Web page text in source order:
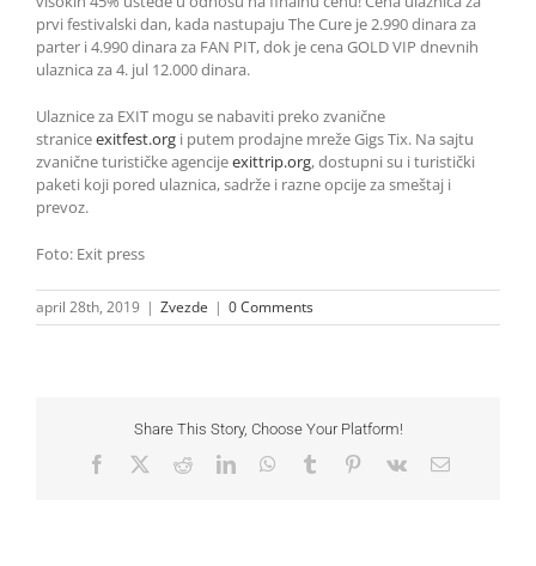
prvi festivalski dan, kada nastupaju The Cure je 2.990 dinara za
parter i 4.990 dinara za FAN PIT, dok je cena GOLD VIP dnevnih
ulaznica za 4. jul 12.000 dinara.
Ulaznice za EXIT mogu se nabaviti preko zvanične
straniceexitfest.org i putem prodajne mreže Gigs Tix. Na sajtu
zvanične turističke agencijeexittrip.org, dostupni su i turistički
paketi koji pored ulaznica, sadrže i razne opcije za smeštaj i
prevoz.
Foto: Exit press
april 28th, 2019 | Zvezde | 0 Comments
Share This Story, Choose Your Platform!
Facebook RedditLinkedInWhatsApp
Tumblr Pinterest
Vk Email